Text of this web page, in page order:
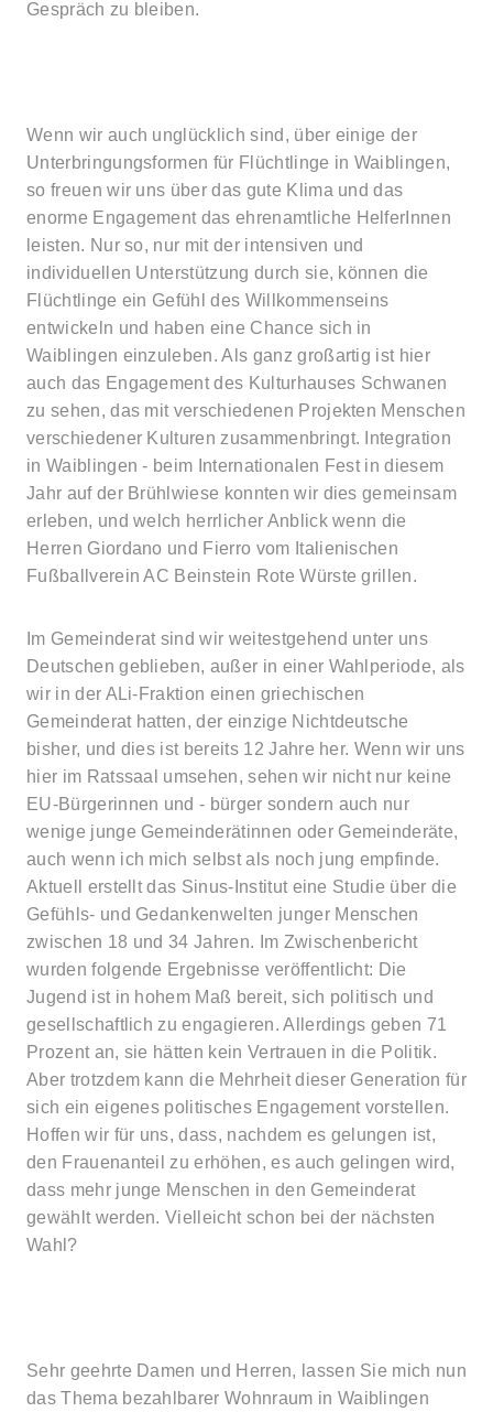
Gespräch zu bleiben.
Wenn wir auch unglücklich sind, über einige der
Unterbringungsformen für Flüchtlinge in Waiblingen,
so freuen wir uns über das gute Klima und das
enorme Engagement das ehrenamtliche HelferInnen
leisten. Nur so, nur mit der intensiven und
individuellen Unterstützung durch sie, können die
Flüchtlinge ein Gefühl des Willkommenseins
entwickeln und haben eine Chance sich in
Waiblingen einzuleben. Als ganz großartig ist hier
auch das Engagement des Kulturhauses Schwanen
zu sehen, das mit verschiedenen Projekten Menschen
verschiedener Kulturen zusammenbringt. Integration
in Waiblingen - beim Internationalen Fest in diesem
Jahr auf der Brühlwiese konnten wir dies gemeinsam
erleben, und welch herrlicher Anblick wenn die
Herren Giordano und Fierro vom Italienischen
Fußballverein AC Beinstein Rote Würste grillen.
Im Gemeinderat sind wir weitestgehend unter uns
Deutschen geblieben, außer in einer Wahlperiode, als
wir in der ALi-Fraktion einen griechischen
Gemeinderat hatten, der einzige Nichtdeutsche
bisher, und dies ist bereits 12 Jahre her. Wenn wir uns
hier im Ratssaal umsehen, sehen wir nicht nur keine
EU-Bürgerinnen und - bürger sondern auch nur
wenige junge Gemeinderätinnen oder Gemeinderäte,
auch wenn ich mich selbst als noch jung empfinde.
Aktuell erstellt das Sinus-Institut eine Studie über die
Gefühls- und Gedankenwelten junger Menschen
zwischen 18 und 34 Jahren. Im Zwischenbericht
wurden folgende Ergebnisse veröffentlicht: Die
Jugend ist in hohem Maß bereit, sich politisch und
gesellschaftlich zu engagieren. Allerdings geben 71
Prozent an, sie hätten kein Vertrauen in die Politik.
Aber trotzdem kann die Mehrheit dieser Generation für
sich ein eigenes politisches Engagement vorstellen.
Hoffen wir für uns, dass, nachdem es gelungen ist,
den Frauenanteil zu erhöhen, es auch gelingen wird,
dass mehr junge Menschen in den Gemeinderat
gewählt werden. Vielleicht schon bei der nächsten
Wahl?
Sehr geehrte Damen und Herren, lassen Sie mich nun
das Thema bezahlbarer Wohnraum in Waiblingen